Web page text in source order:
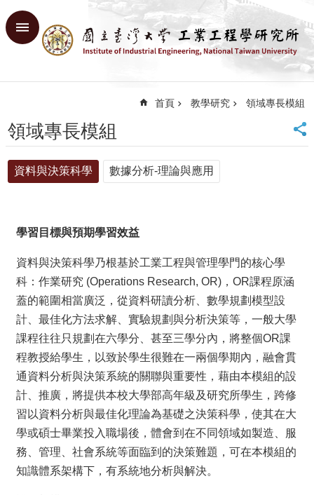
跳到主要內容區塊
進
首
頁
大
首
站
覽
English
系
所
簡
介
學
程
簡
教
學
研
首頁 教學研究 領域專長模組
領域專長模組
資料與決策科學 數據分析-理論與應用
學習目標與預期學習效益
資料與決策科學乃根基於工業工程與管理學門的核心學
科：作業研究 (Operations Research, OR)，OR課程原涵
蓋的範圍相當廣泛，從資料研讀分析、數學規劃模型設
計、最佳化方法求解、實驗規劃與分析決策等，一般大學
課程往往只規劃在六學分、甚至三學分內，將整個OR課
程教授給學生，以致於學生很難在一兩個學期內，融會貫
通資料分析與決策系統的關聯與重要性，藉由本模組的設
計、推廣，將提供本校大學部高年級及研究所學生，跨修
習以資料分析與最佳化理論為基礎之決策科學，使其在大
學或碩士畢業投入職場後，體會到在不同領域如製造、服
務、管理、社會系統等面臨到的決策難題，可在本模組的
知識體系架構下，有系統地分析與解決。